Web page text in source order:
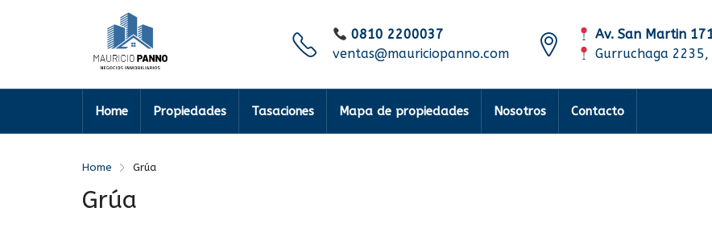
0810 2200037
ventas@mauriciopanno.com
Av. San Martin
Gurruchaga 2235,
Home Propiedades Tasaciones Mapa de propiedades Nosotros Contacto
Home Grúa
Grúa